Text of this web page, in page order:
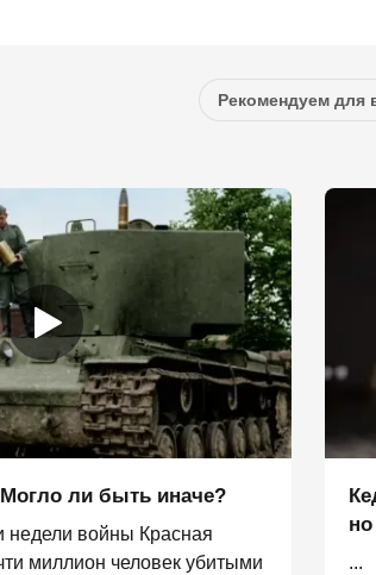
Рекомендуем для
Могло ли быть иначе?
недели войны Красная
миллион человек убитыми
...